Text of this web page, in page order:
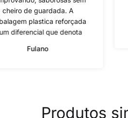
cheiro de guardada. A
plastica reforçada
diferencial que denota
Fulano
Produtos